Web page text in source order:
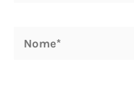
Nome*